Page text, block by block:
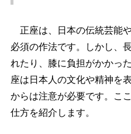
正座は、日本の伝統芸能
必須の作法です。しかし、
れたり、膝に負担がかかっ
座は日本人の文化や精神を
からは注意が必要です。こ
仕方を紹介します。